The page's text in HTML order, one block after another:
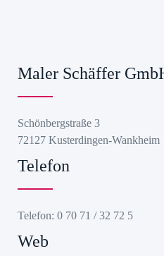
Maler Schäffer
Schönbergstraße 3
72127 Kusterdingen-Wankheim
Telefon
Telefon: 0 70 71 / 32 72 5
Web